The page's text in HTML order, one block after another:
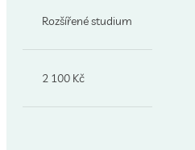
Rozšířené studium
2 100 Kč